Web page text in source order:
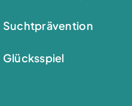
Suchtprävention
Glücksspiel